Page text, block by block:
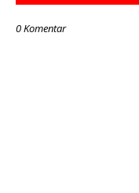
0 Komentar